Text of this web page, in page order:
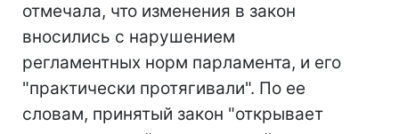
отмечала, что изменения в закон
вносились с нарушением
регламентных норм парламента, и его
"практически протягивали". По ее
словам, принятый закон "открывает